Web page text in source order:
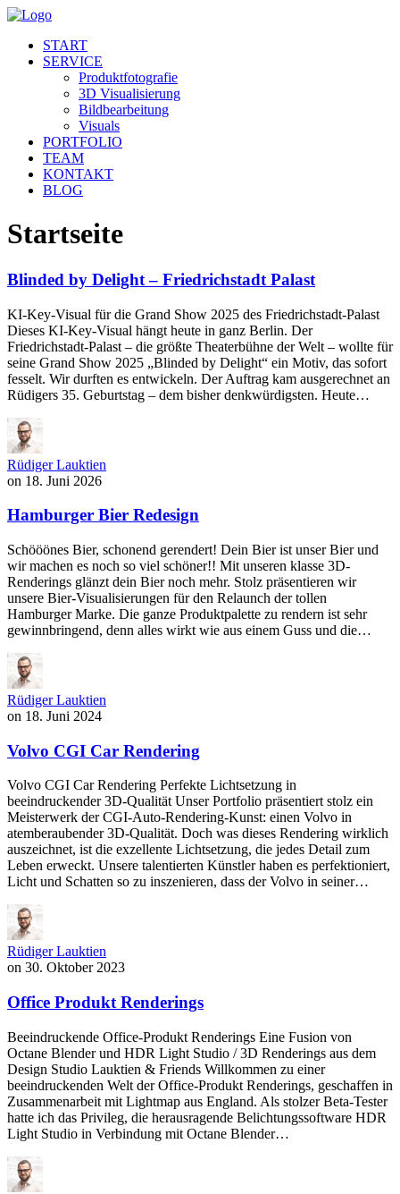
START
SERVICE
Produktfotografie
3D Visualisierung
Bildbearbeitung
Visuals
PORTFOLIO
TEAM
KONTAKT
BLOG
Startseite
Blinded by Delight – Friedrichstadt Palast
KI-Key-Visual für die Grand Show 2025 des Friedrichstadt-Palast
Dieses KI-Key-Visual hängt heute in ganz Berlin. Der
Friedrichstadt-Palast – die größte Theaterbühne der Welt – wollte für
seine Grand Show 2025 „Blinded by Delight“ ein Motiv, das sofort
fesselt. Wir durften es entwickeln. Der Auftrag kam ausgerechnet an
Rüdigers 35. Geburtstag – dem bisher denkwürdigsten. Heute…
Rüdiger Lauktien
on 18. Juni 2026
Hamburger Bier Redesign
Schööönes Bier, schonend gerendert! Dein Bier ist unser Bier und
wir machen es noch so viel schöner!! Mit unseren klasse 3D-
Renderings glänzt dein Bier noch mehr. Stolz präsentieren wir
unsere Bier-Visualisierungen für den Relaunch der tollen
Hamburger Marke. Die ganze Produktpalette zu rendern ist sehr
gewinnbringend, denn alles wirkt wie aus einem Guss und die…
Rüdiger Lauktien
on 18. Juni 2024
Volvo CGI Car Rendering
Volvo CGI Car Rendering Perfekte Lichtsetzung in
beeindruckender 3D-Qualität Unser Portfolio präsentiert stolz ein
Meisterwerk der CGI-Auto-Rendering-Kunst: einen Volvo in
atemberaubender 3D-Qualität. Doch was dieses Rendering wirklich
auszeichnet, ist die exzellente Lichtsetzung, die jedes Detail zum
Leben erweckt. Unsere talentierten Künstler haben es perfektioniert,
Licht und Schatten so zu inszenieren, dass der Volvo in seiner…
Rüdiger Lauktien
on 30. Oktober 2023
Office Produkt Renderings
Beeindruckende Office-Produkt Renderings Eine Fusion von
Octane Blender und HDR Light Studio / 3D Renderings aus dem
Design Studio Lauktien & Friends Willkommen zu einer
beeindruckenden Welt der Office-Produkt Renderings, geschaffen in
Zusammenarbeit mit Lightmap aus England. Als stolzer Beta-Tester
hatte ich das Privileg, die herausragende Belichtungssoftware HDR
Light Studio in Verbindung mit Octane Blender…